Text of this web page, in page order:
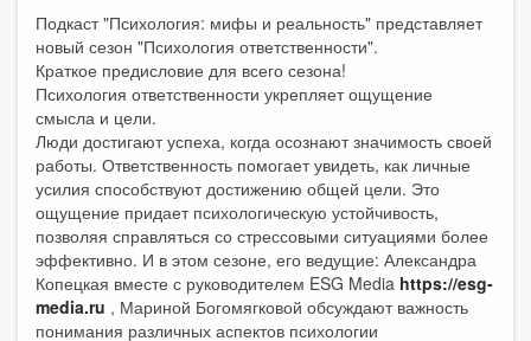
Подкаст "Психология: мифы и реальность" представляет
новый сезон "Психология ответственности".
Краткое предисловие для всего сезона!
Психология ответственности укрепляет ощущение
смысла и цели.
Люди достигают успеха, когда осознают значимость своей
работы. Ответственность помогает увидеть, как личные
усилия способствуют достижению общей цели. Это
ощущение придает психологическую устойчивость,
позволяя справляться со стрессовыми ситуациями более
эффективно. И в этом сезоне, его ведущие: Александра
Копецкая вместе с руководителем ESG Media https://esg-
media.ru , Мариной Богомягковой обсуждают важность
понимания различных аспектов психологии